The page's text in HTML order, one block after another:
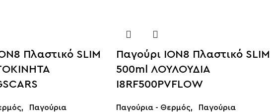
Πλαστικό SLIM
,
Παγούρια
Παγούρι ION8 Πλαστικό SLIM
500ml ΛΟΥΛΟΥΔΙΑ
I8RF500PVFLOW
Παγούρια - Θερμός,
Παγούρια